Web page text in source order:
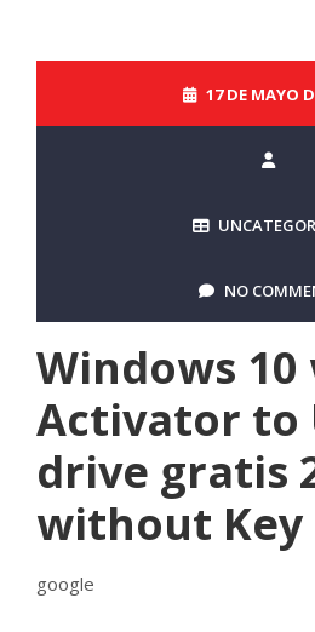
17 DE MAYO
NO
Windows
Activator to
drive gratis
without Key
google